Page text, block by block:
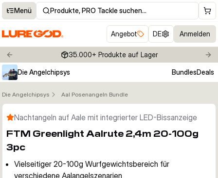
Menü Produkte, PRO Tackle suchen…
Angebot DE Anmelden
Previous slide 35.000+ Produkte auf Lager
Die Angelchipsys
BundlesDeals
Die Angelchipsys Aal Posenangeln BundleKlicken um Zoom zu aktivieren
Nachtangeln auf Aale mit integrierter LED-Bissanzeige
FTM Greenlight Aalrute 2,4m 20-100g
3pc
Vielseitiger 20-100g Wurfgewichtsbereich für
verschiedene Aalangelszenarien